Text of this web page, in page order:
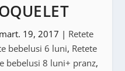
mart. 19, 2017 | Retete
bebelusi 6 luni, Retete
bebelusi 8 luni+ pranz,